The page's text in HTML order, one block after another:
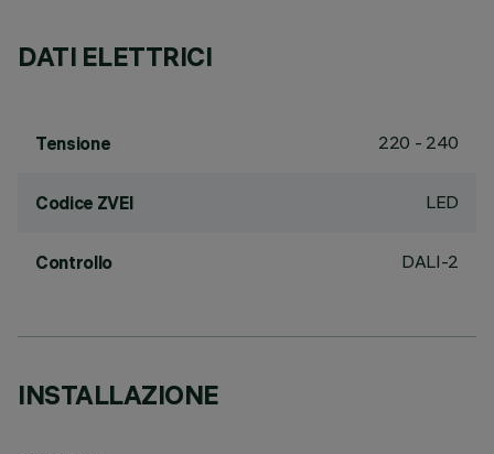
DATI ELETTRICI
Tensione 220 - 240
Codice ZVEI LED
Controllo DALI-2
INSTALLAZIONE